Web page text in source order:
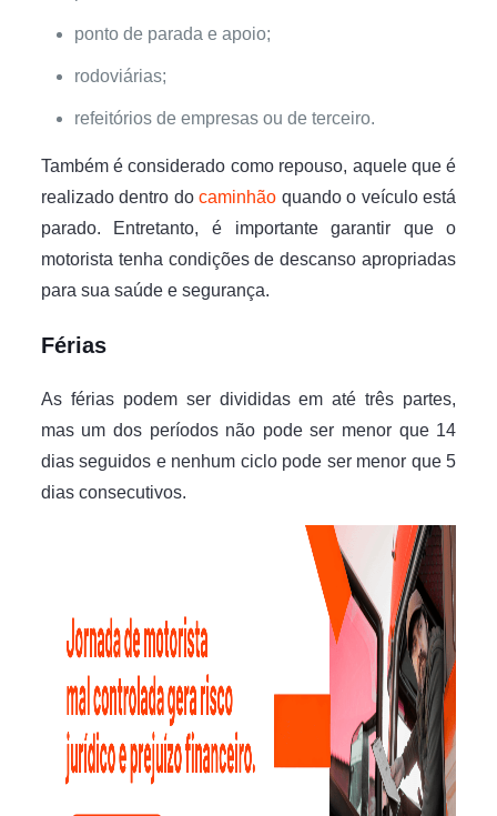
ponto de parada e apoio;
rodoviárias;
refeitórios de empresas ou de terceiro.
Também é considerado como repouso, aquele que é
realizado dentro docaminhão quando o veículo está
parado. Entretanto, é importante garantir que o
motorista tenha condições de descanso apropriadas
para sua saúde e segurança.
Férias
As férias podem ser divididas em até três partes,
mas um dos períodos não pode ser menor que 14
dias seguidos e nenhum ciclo pode ser menor que 5
dias consecutivos.